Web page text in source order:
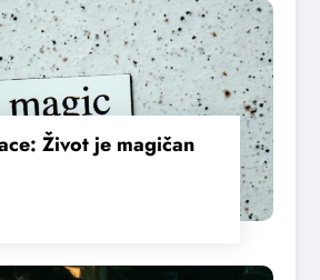
Život je magičan